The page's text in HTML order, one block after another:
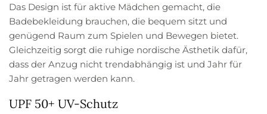
Das Design ist für aktive Mädchen gemacht, die
Badebekleidung brauchen, die bequem sitzt und
genügend Raum zum Spielen und Bewegen bietet.
Gleichzeitig sorgt die ruhige nordische Ästhetik dafür,
dass der Anzug nicht trendabhängig ist und Jahr für
Jahr getragen werden kann.
UPF 50+ UV-Schutz